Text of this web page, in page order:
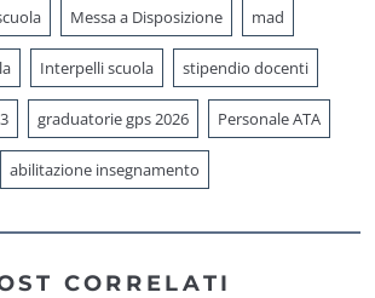
Messa a Disposizione mad
Interpelli scuola stipendio docenti
graduatorie gps 2026 Personale ATA
abilitazione insegnamento
CORRELATI